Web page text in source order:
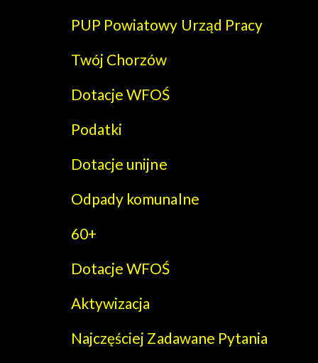
PUP Powiatowy Urząd Pracy
Twój Chorzów
Dotacje WFOŚ
Podatki
Dotacje unijne
Odpady komunalne
60+
Dotacje WFOŚ
Aktywizacja
Najczęściej Zadawane Pytania